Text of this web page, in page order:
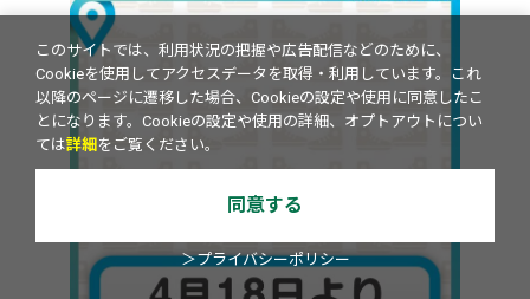
このサイトでは、利用状況の把握や広告配信などのために、
Cookieを使用してアクセスデータを取得・利用しています。これ
以降のページに遷移した場合、Cookieの設定や使用に同意したこ
とになります。Cookieの設定や使用の詳細、オプトアウトについ
ては詳細 をご覧ください。
同意する
＞プライバシーポリシー